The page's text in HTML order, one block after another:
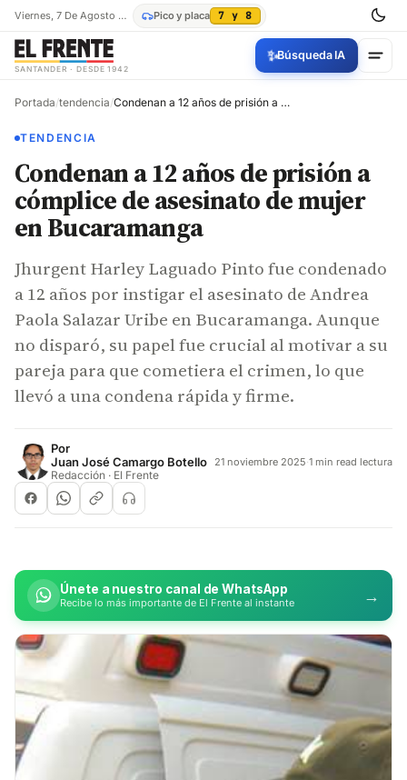
Viernes, 7 De Agosto De 2026 Pico y placa 7 y 8
SANTANDER · DESDE 1942
✨Búsqueda IA
Portada/tendencia/ Condenan a 12 años de prisión a cómplice de asesinato de mujer en Bucaramanga
TENDENCIA
Condenan a 12 años de prisión a
cómplice de asesinato de mujer
en Bucaramanga
Jhurgent Harley Laguado Pinto fue condenado
a 12 años por instigar el asesinato de Andrea
Paola Salazar Uribe en Bucaramanga. Aunque
no disparó, su papel fue crucial al motivar a su
pareja para que cometiera el crimen, lo que
llevó a una condena rápida y firme.
Por
Juan José Camargo Botello
Redacción · El Frente
21 noviembre 2025·1 min read lectura
Únete a nuestro canal de WhatsApp
Recibe lo más importante de El Frente al instante →